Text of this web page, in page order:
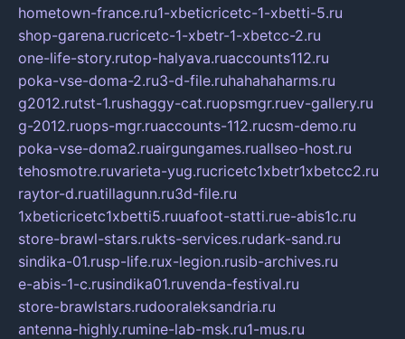
hometown-france.ru1-xbeticricetc-1-xbetti-5.ru
shop-garena.rucricetc-1-xbetr-1-xbetcc-2.ru
one-life-story.rutop-halyava.ruaccounts112.ru
poka-vse-doma-2.ru3-d-file.ruhahahaharms.ru
g2012.rutst-1.rushaggy-cat.ruopsmgr.ruev-gallery.ru
g-2012.ruops-mgr.ruaccounts-112.rucsm-demo.ru
poka-vse-doma2.ruairgungames.ruallseo-host.ru
tehosmotre.ruvarieta-yug.rucricetc1xbetr1xbetcc2.ru
raytor-d.ruatillagunn.ru3d-file.ru
1xbeticricetc1xbetti5.ruuafoot-statti.rue-abis1c.ru
store-brawl-stars.rukts-services.rudark-sand.ru
sindika-01.rusp-life.rux-legion.rusib-archives.ru
e-abis-1-c.rusindika01.ruvenda-festival.ru
store-brawlstars.rudooraleksandria.ru
antenna-highly.rumine-lab-msk.ru1-mus.ru